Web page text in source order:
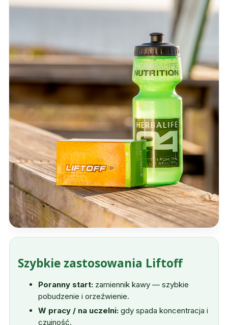
Szybkie zastosowania Liftoff
Poranny start: zamiennik kawy — szybkie
pobudzenie i orzeźwienie.
W pracy / na uczelni: gdy spada koncentracja i
czujność.